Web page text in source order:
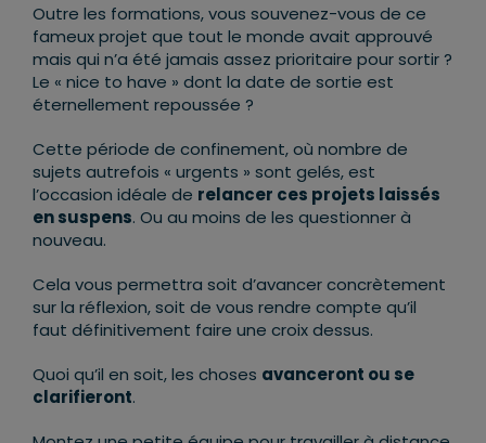
Outre les formations, vous souvenez-vous de ce
fameux projet que tout le monde avait approuvé
mais qui n’a été jamais assez prioritaire pour sortir ?
Le « nice to have » dont la date de sortie est
éternellement repoussée ?
Cette période de confinement, où nombre de
sujets autrefois « urgents » sont gelés, est
l’occasion idéale de relancer ces projets laissés
en suspens. Ou au moins de les questionner à
nouveau.
Cela vous permettra soit d’avancer concrètement
sur la réflexion, soit de vous rendre compte qu’il
faut définitivement faire une croix dessus.
Quoi qu’il en soit, les choses avanceront ou se
clarifieront.